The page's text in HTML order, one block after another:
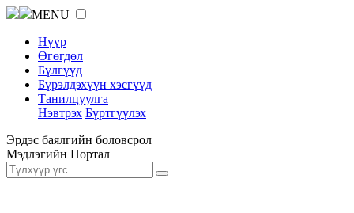
MENU
Нүүр
Өгөгдөл
Бүлгүүд
Бүрэлдэхүүн хэсгүүд
Танилцуулга
Нэвтрэх Бүртгүүлэх
Эрдэс баялгийн боловсрол
Мэдлэгийн Портал